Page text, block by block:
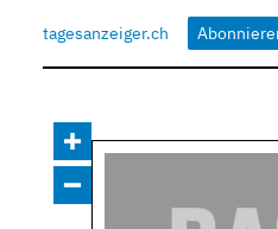
tagesanzeiger.ch